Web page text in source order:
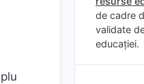
de cadre
validate
educației.